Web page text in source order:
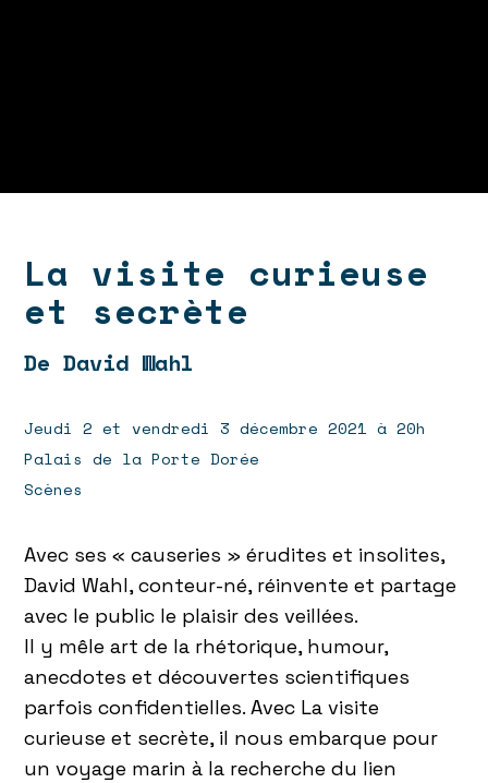
La visite curieuse
et secrète
De David Wahl
Jeudi 2 et vendredi 3 décembre 2021 à 20h
Palais de la Porte Dorée
Scènes
Avec ses « causeries » érudites et insolites,
David Wahl, conteur-né, réinvente et partage
avec le public le plaisir des veillées.
Il y mêle art de la rhétorique, humour,
anecdotes et découvertes scientifiques
parfois confidentielles. Avec La visite
curieuse et secrète, il nous embarque pour
un voyage marin à la recherche du lien